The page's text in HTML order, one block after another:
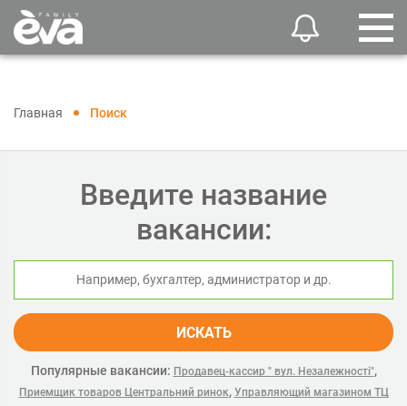
Главная Поиск
Введите название
вакансии:
ИСКАТЬ
Популярные вакансии: Продавец-кассир " вул. Незалежності",
Приемщик товаров Центральний ринок, Управляющий магазином ТЦ